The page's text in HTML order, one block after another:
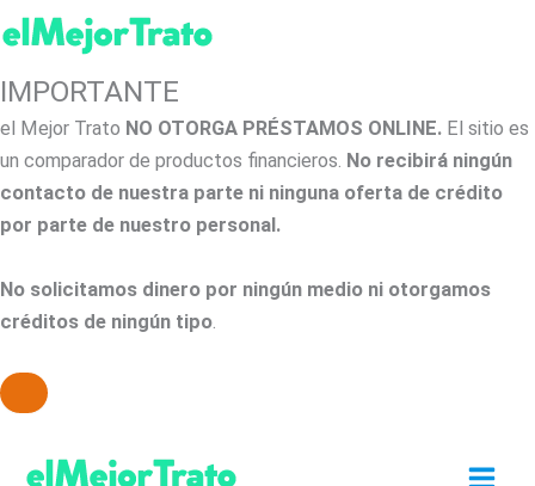
IMPORTANTE
el Mejor Trato NO OTORGA PRÉSTAMOS ONLINE. El sitio es
un comparador de productos financieros. No recibirá ningún
contacto de nuestra parte ni ninguna oferta de crédito
por parte de nuestro personal.
No solicitamos dinero por ningún medio ni otorgamos
créditos de ningún tipo.